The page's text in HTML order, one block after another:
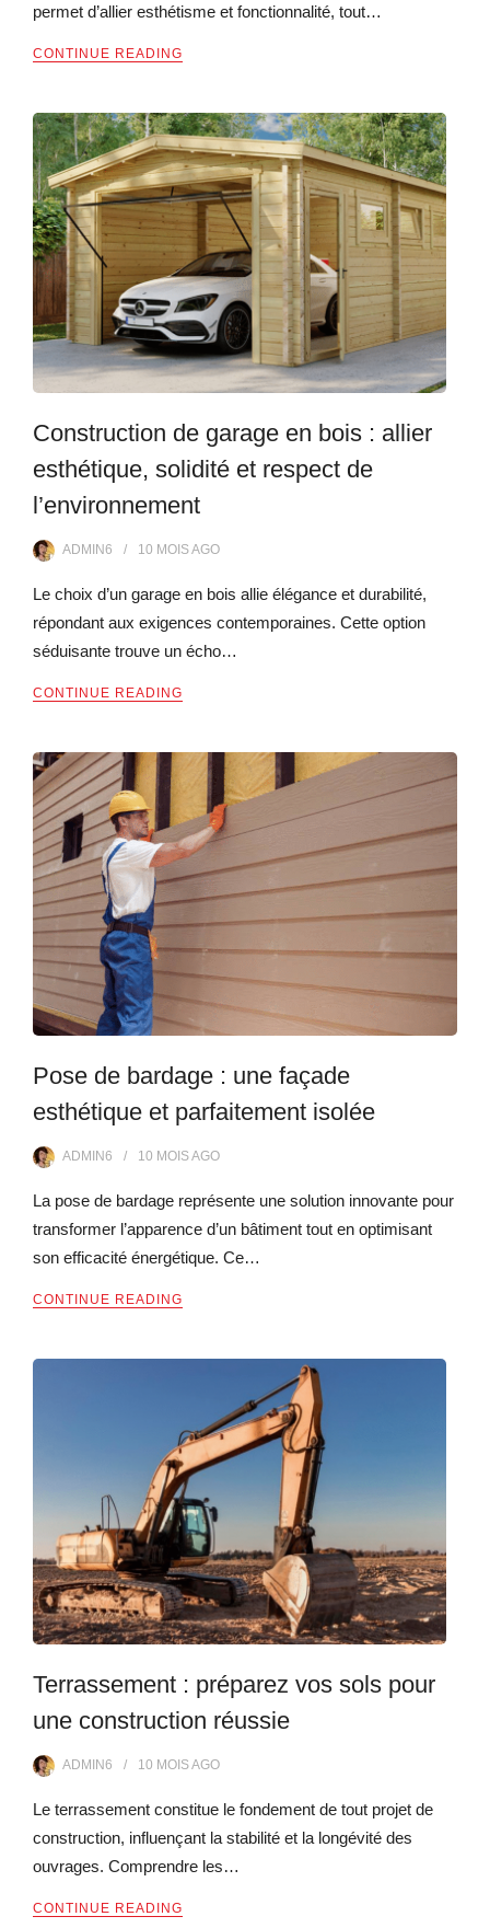
permet d’allier esthétisme et fonctionnalité, tout…
CONTINUE READING
Construction de garage en bois : allier
esthétique, solidité et respect de
l’environnement
ADMIN6 10 MOISAGO
Le choix d’un garage en bois allie élégance et durabilité,
répondant aux exigences contemporaines. Cette option
séduisante trouve un écho…
CONTINUE READING
Pose de bardage : une façade
esthétique et parfaitement isolée
ADMIN6 10 MOISAGO
La pose de bardage représente une solution innovante pour
transformer l’apparence d’un bâtiment tout en optimisant
son efficacité énergétique. Ce…
CONTINUE READING
Terrassement : préparez vos sols pour
une construction réussie
ADMIN6 10 MOISAGO
Le terrassement constitue le fondement de tout projet de
construction, influençant la stabilité et la longévité des
ouvrages. Comprendre les…
CONTINUE READING